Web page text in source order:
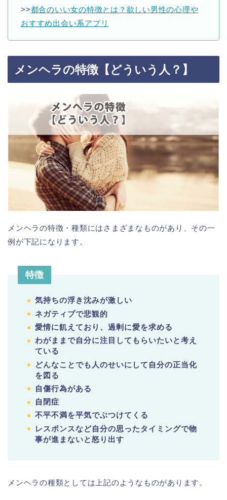
>>都合のいい女の特徴とは？欲しい男性の心理や
おすすめ出会い系アプリ
メンヘラの特徴【どういう人？】
メンヘラの特徴・種類にはさまざまなものがあり、その一
例が下記になります。
特徴
気持ちの浮き沈みが激しい
ネガティブで悲観的
愛情に飢えており、過剰に愛を求める
わがままで自分に注目してもらいたいと考え
ている
どんなことでも人のせいにして自分の正当化
を図る
自傷行為がある
自閉症
不平不満を平気でぶつけてくる
レスポンスなど自分の思ったタイミングで物
事が進まないと怒り出す
メンヘラの種類としては上記のようなものがあります。